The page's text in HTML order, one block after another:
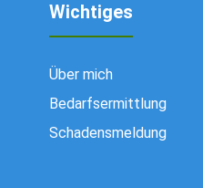
Wichtiges
Über mich
Bedarfsermittlung
Schadensmeldung